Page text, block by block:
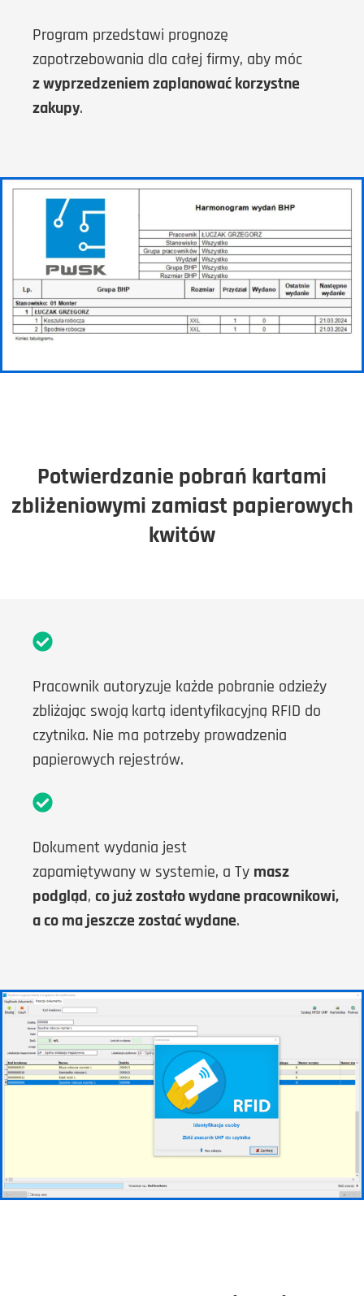
Program przedstawi prognozę
zapotrzebowania dla całej firmy, aby móc
z wyprzedzeniem zaplanować korzystne
zakupy.
Potwierdzanie pobrań kartami
zbliżeniowymi zamiast papierowych
kwitów
Pracownik autoryzuje każde pobranie odzieży
zbliżając swoją kartą identyfikacyjną RFID do
czytnika. Nie ma potrzeby prowadzenia
papierowych rejestrów.
Dokument wydania jest
zapamiętywany w systemie, a Ty masz
podgląd, co już zostało wydane pracownikowi,
a co ma jeszcze zostać wydane.